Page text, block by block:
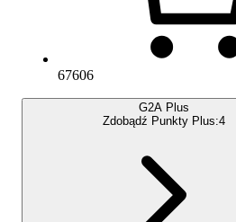
67606
G2A Plus
Zdobądź Punkty Plus:4